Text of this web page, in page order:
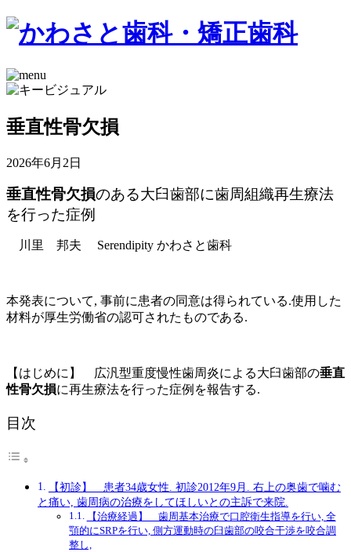
垂直性骨欠損
2026年6月2日
垂直性骨欠損のある大臼歯部に歯周組織再生療法
を行った症例
川里 邦夫 Serendipity かわさと歯科
本発表について, 事前に患者の同意は得られている.使用した
材料が厚生労働省の認可されたものである.
【はじめに】 広汎型重度慢性歯周炎による大臼歯部の垂直
性骨欠損に再生療法を行った症例を報告する.
目次
【初診】 患者34歳女性. 初診2012年9月. 右上の奥歯で噛む
と痛い, 歯周病の治療をしてほしいとの主訴で来院.
【治療経過】 歯周基本治療で口腔衛生指導を行い, 全
顎的にSRPを行い, 側方運動時の臼歯部の咬合干渉を咬合調
整し,